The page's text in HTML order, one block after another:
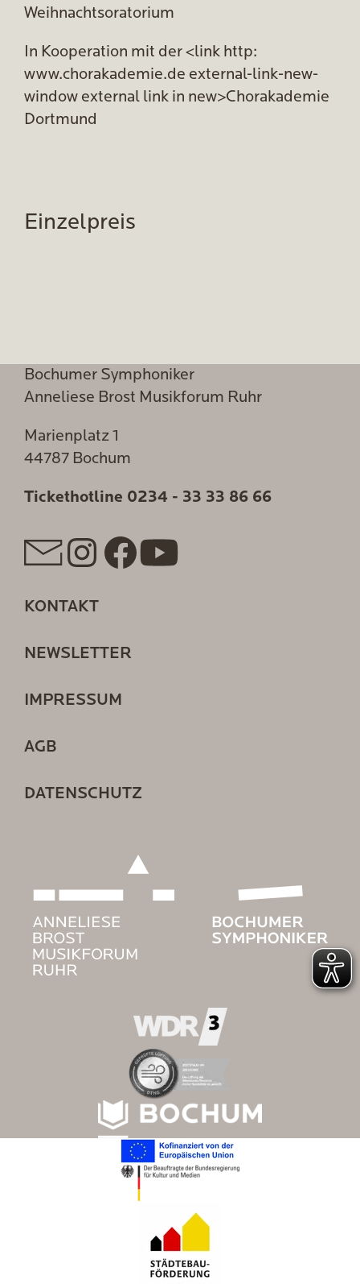
Weihnachtsoratorium
In Kooperation mit der <link http:
www.chorakademie.de external-link-new-
window external link in new>Chorakademie
Dortmund
Einzelpreis
Bochumer Symphoniker
Anneliese Brost Musikforum Ruhr
Marienplatz 1
44787 Bochum
Tickethotline 0234 - 33 33 86 66
KONTAKT
NEWSLETTER
IMPRESSUM
AGB
DATENSCHUTZ